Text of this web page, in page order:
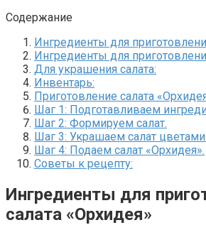
Содержание
Ингредиенты для
Ингредиенты для
Для украшения салата:
Инвентарь:
Приготовление салата
Шаг 1: Подготавливаем
Шаг 2: Формируем салат.
Шаг 3: Украшаем салат цветами
Шаг 4: Подаем салат «Орхидея».
Советы к рецепту:
Ингредиенты для
салата «Орхидея»